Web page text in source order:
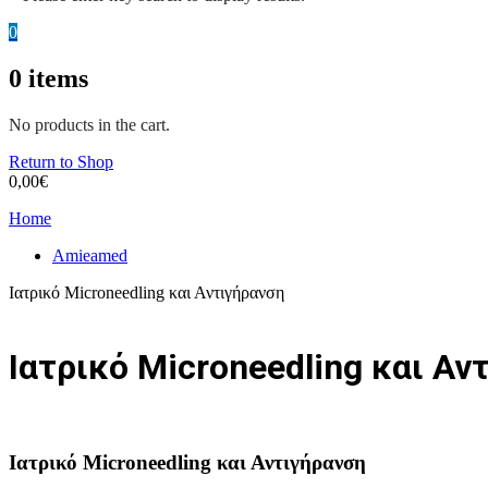
0
0 items
No products in the cart.
Return to Shop
0,00€
Home
Amieamed
Ιατρικό Microneedling και Αντιγήρανση
Ιατρικό Microneedling και
Ιατρικό Microneedling και Αντιγήρανση